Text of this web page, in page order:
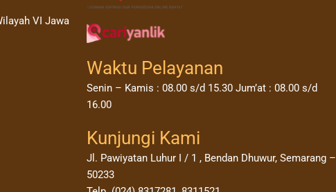
VI Jawa
Waktu Pelayanan
Senin – Kamis : 08.00 s/d 15.30 Jum’at : 08.00 s/d
16.00
Kunjungi Kami
Jl. Pawiyatan Luhur I / 1 , Bendan Dhuwur, Semarang –
50233